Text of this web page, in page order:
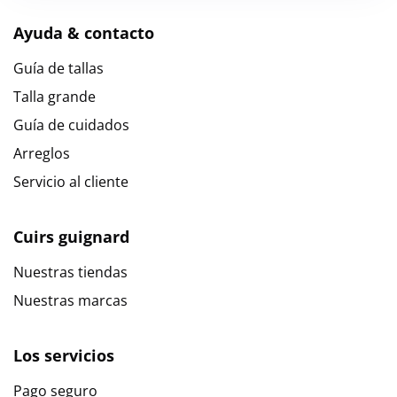
Ayuda & contacto
Guía de tallas
Talla grande
Guía de cuidados
Arreglos
Servicio al cliente
Cuirs guignard
Nuestras tiendas
Nuestras marcas
Los servicios
Pago seguro